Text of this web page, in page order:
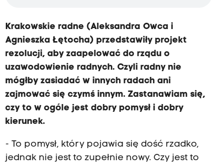
Krakowskie radne (Aleksandra Owca i
Agnieszka Łętocha) przedstawiły projekt
rezolucji, aby zaapelować do rządu o
uzawodowienie radnych. Czyli radny nie
mógłby zasiadać w innych radach ani
zajmować się czymś innym. Zastanawiam się,
czy to w ogóle jest dobry pomysł i dobry
kierunek.
- To pomysł, który pojawia się dość rzadko,
jednak nie jest to zupełnie nowy. Czy jest to